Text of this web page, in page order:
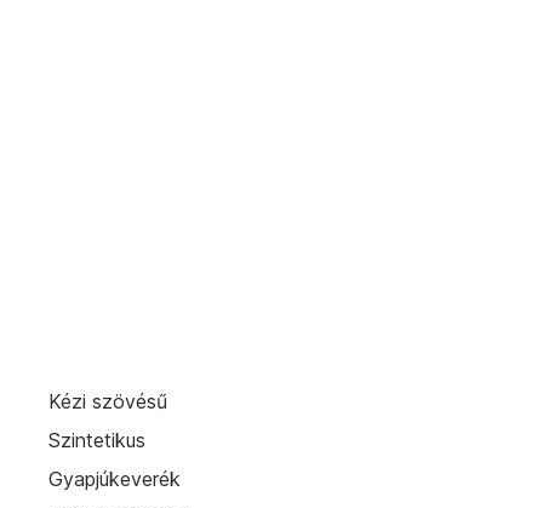
Kézi szövésű
Szintetikus
Gyapjúkeverék